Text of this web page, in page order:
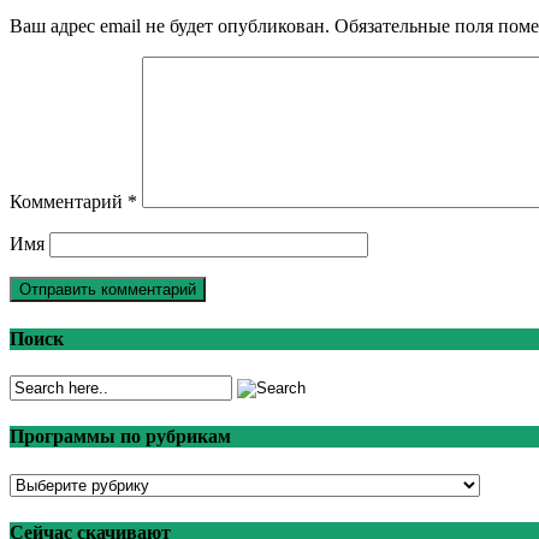
Ваш адрес email не будет опубликован. Обязательные поля
Комментарий *
Имя
Поиск
Программы по рубрикам
Программы
рубрикам
Сейчас скачивают